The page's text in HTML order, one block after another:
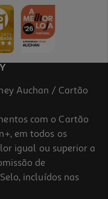
Auchan / Cartão
com o Cartão
em todos os
igual ou superior a
de
incluídos nas